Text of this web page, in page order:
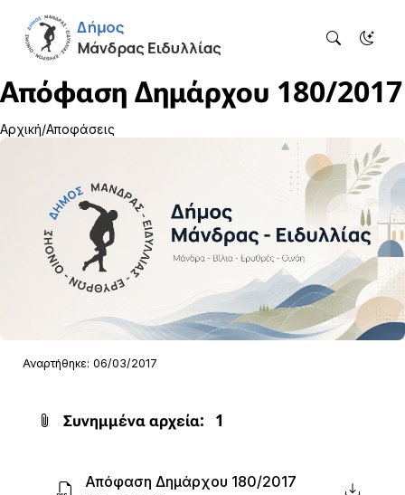
Απόφαση Δημάρχου 180/2017
Αρχική Αποφάσεις
Αναρτήθηκε: 06/03/2017
Συνημμένα αρχεία: 1
Απόφαση Δημάρχου 180/2017